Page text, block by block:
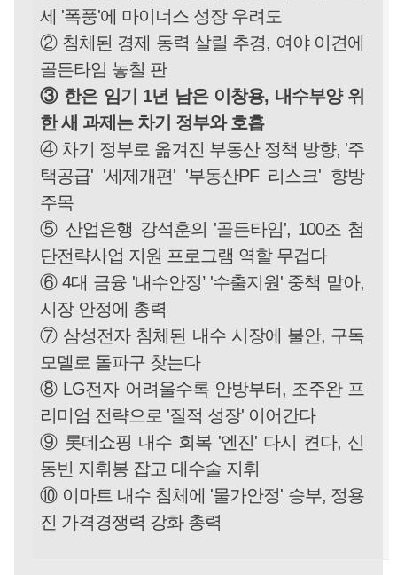
세 '폭풍'에 마이너스 성장 우려도
② 침체된 경제 동력 살릴 추경, 여야 이견에
골든타임 놓칠 판
③ 한은 임기 1년 남은 이창용, 내수부양 위
한 새 과제는 차기 정부와 호흡
④ 차기 정부로 옮겨진 부동산 정책 방향, '주
택공급' '세제개편' '부동산PF 리스크' 향방
주목
⑤ 산업은행 강석훈의 '골든타임', 100조 첨
단전략사업 지원 프로그램 역할 무겁다
⑥ 4대 금융 '내수안정’ '수출지원' 중책 맡아,
시장 안정에 총력
⑦ 삼성전자 침체된 내수 시장에 불안, 구독
모델로 돌파구 찾는다
⑧ LG전자 어려울수록 안방부터, 조주완 프
리미엄 전략으로 '질적 성장' 이어간다
⑨ 롯데쇼핑 내수 회복 '엔진' 다시 켠다, 신
동빈 지휘봉 잡고 대수술 지휘
⑩ 이마트 내수 침체에 '물가안정' 승부, 정용
진 가격경쟁력 강화 총력